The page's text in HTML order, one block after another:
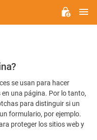
se usan para hacer
una página. Por lo tanto,
para distinguir si un
formulario, por ejemplo.
proteger los sitios web y